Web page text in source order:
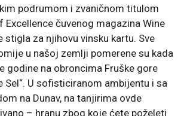
podrumom i zvaničnom titulom
čuvenog magazina Wine
stigla za njihovu vinsku kartu. Sve
u našoj zemlji pomerene su kada
godine na obroncima Fruške gore
Sel“. U sofisticiranom ambijentu i sa
na Dunav, na tanjirima ovde
– hranu zbog koje ćete poželeti